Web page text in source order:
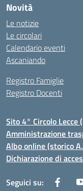
Novità
Le notizie
Le circolari
Calendario eventi
Ascaniando
Registro Famiglie
Registro Docenti
Sito 4° Circolo Lecce
Amministrazione
Albo online (storico
Dichiarazione di
Seguici su: